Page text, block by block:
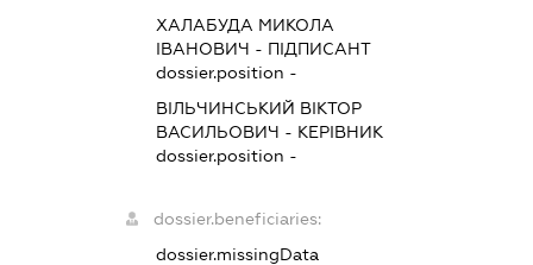
ХАЛАБУДА МИКОЛА
ІВАНОВИЧ - ПІДПИСАНТ
dossier.position -
ВІЛЬЧИНСЬКИЙ ВІКТОР
ВАСИЛЬОВИЧ - КЕРІВНИК
dossier.position -
dossier.beneficiaries:
dossier.missingData